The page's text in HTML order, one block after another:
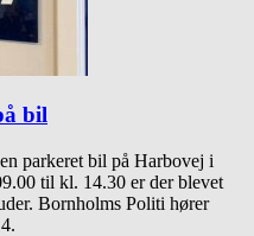
bil
parkeret bil på Harbovej i
til kl. 14.30 er der blevet
Bornholms Politi hører